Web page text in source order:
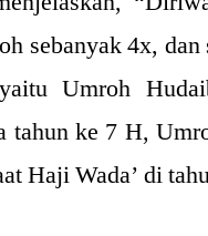
sebanyak 4x,
Umroh
tahun ke 7 H,
Haji Wada’ di